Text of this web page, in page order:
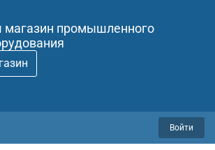
магазин промышленного
Войти